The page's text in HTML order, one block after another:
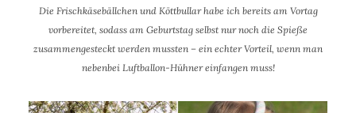
Die Frischkäsebällchen und Köttbullar habe ich bereits am Vortag
vorbereitet, sodass am Geburtstag selbst nur noch die Spieße
zusammengesteckt werden mussten – ein echter Vorteil, wenn man
nebenbei Luftballon-Hühner einfangen muss!